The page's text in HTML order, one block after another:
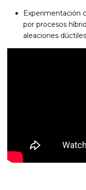
Experimentación
por procesos
aleaciones dúctiles